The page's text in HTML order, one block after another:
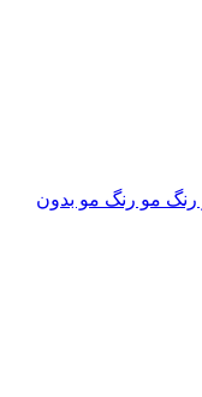
رنگ مو رنگ مو بدون